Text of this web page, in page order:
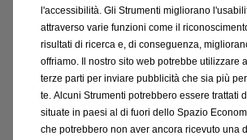
Scopri Opel Mokka
l'accessibilità. Gli Strumenti migliorano
attraverso varie funzioni come il
risultati di ricerca e, di conseguenza,
offriamo. Il nostro sito web potrebbe utilizzare
terze parti per inviare pubblicità che sia più
te. Alcuni Strumenti potrebbero essere trattati
situate in paesi al di fuori dello Spazio
che potrebbero non aver ancora ricevuto una